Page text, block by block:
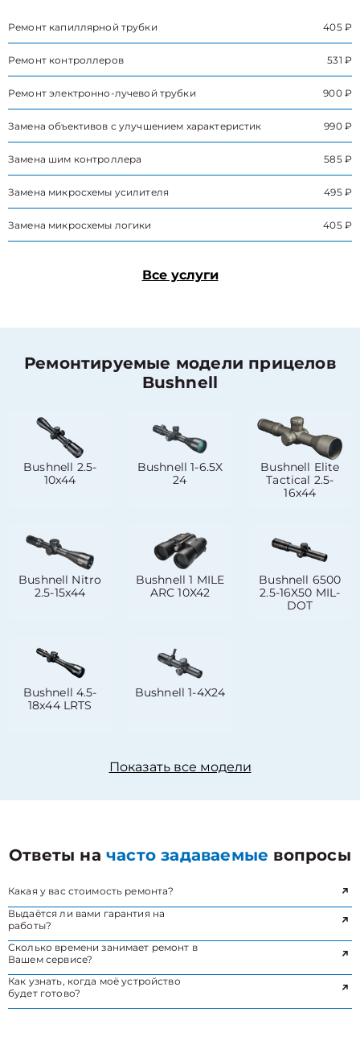
Ремонт капиллярной трубки 405 ₽
Ремонт контроллеров 531 ₽
Ремонт электронно-лучевой трубки 900 ₽
Замена объективов с улучшением характеристик 990 ₽
Замена шим контроллера 585 ₽
Замена микросхемы усилителя 495 ₽
Замена микросхемы логики 405 ₽
Все услуги
Ремонтируемые модели прицелов
Bushnell
Bushnell 2.5-
10x44
Bushnell 1-6.5X
24
Bushnell Elite
Tactical 2.5-
16x44
Bushnell Nitro
2.5-15x44
Bushnell 1 MILE
ARC 10X42
Bushnell 6500
2.5-16X50 MIL-
DOT
Bushnell 4.5-
18x44 LRTS
Bushnell 1-4X24
Показать все модели
Ответы начасто задаваемые вопросы
Какая у вас стоимость ремонта?
Выдаётся ли вами гарантия на
работы?
Сколько времени занимает ремонт в
Вашем сервисе?
Как узнать, когда моё устройство
будет готово?